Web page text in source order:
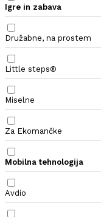
Igre in zabava
Družabne, na prostem
Little steps®
Miselne
Za Ekomančke
Mobilna tehnologija
Avdio